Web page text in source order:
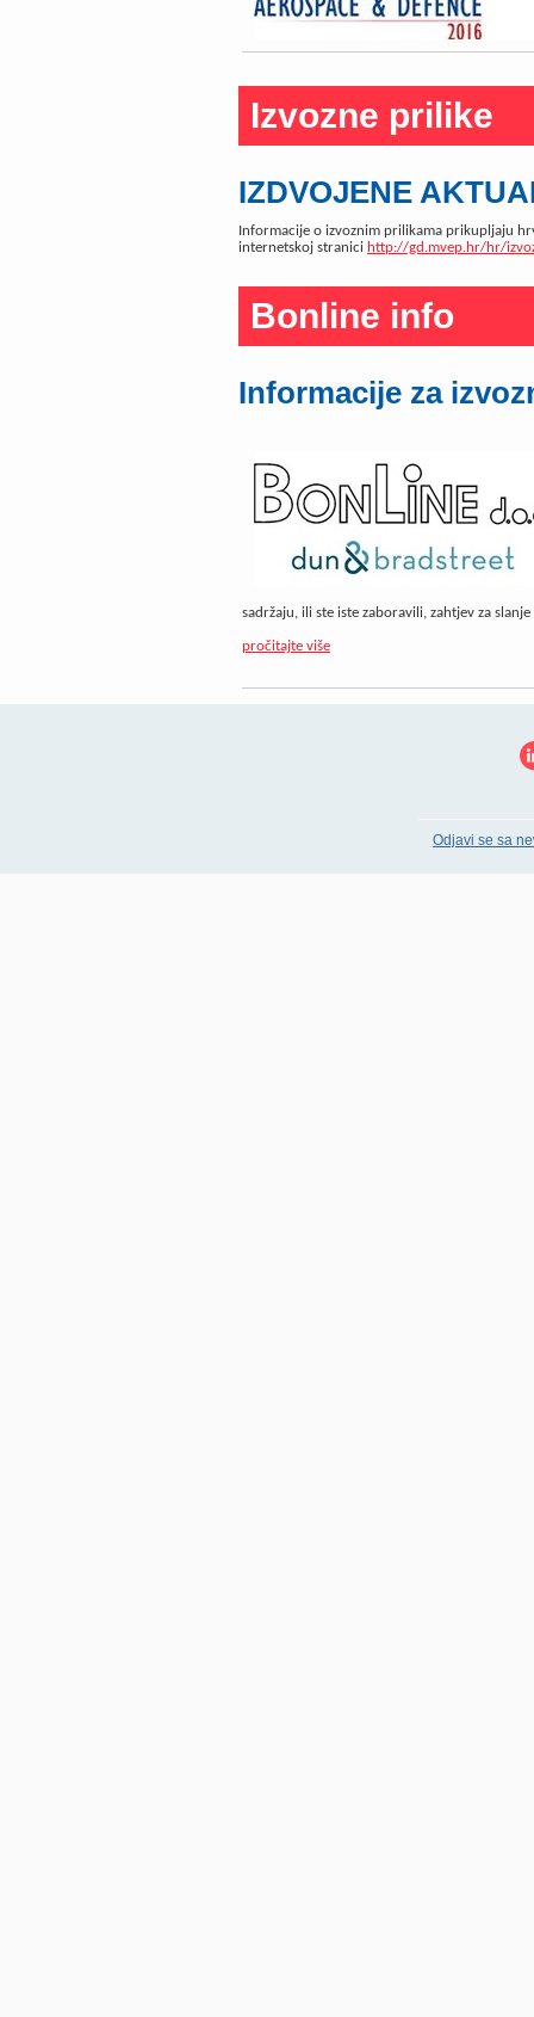
Izvozne prilike
IZDVOJENE
Informacije o izvoznim prilikama prikupljaju
internetskoj stranici http://gd.mvep.hr/hr/
Bonline info
Informacije za
sadržaju, ili ste iste zaboravili, zahtjev za
pročitajte više
Odjavi se sa